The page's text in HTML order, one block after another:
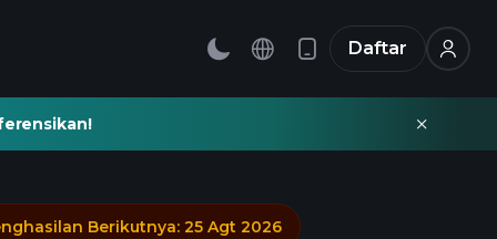
Daftar
Berikutnya: 25 Agt 2026